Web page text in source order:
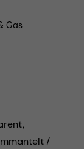
Gas
/